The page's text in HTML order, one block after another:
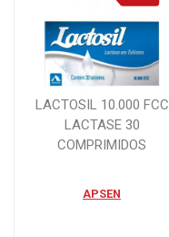
LACTOSIL 10.000 FCC
LACTASE 30
COMPRIMIDOS
APSEN